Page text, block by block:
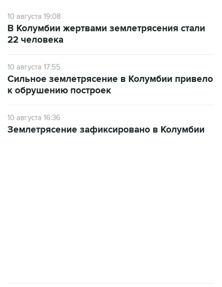
САМОЕ ЧИТАЕМОЕ
подростков, готовивших теракт на объекте
Росгвардии
области подверглось атаке БПЛА